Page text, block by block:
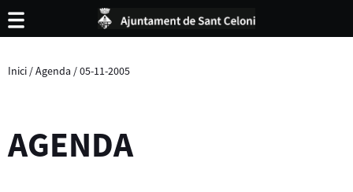
Inici /Agenda /05-11-2005
AGENDA